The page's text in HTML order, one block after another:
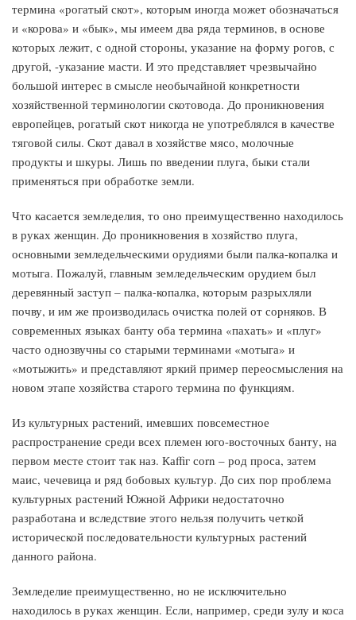
термина «рогатый скот», которым иногда может обозначаться
и «корова» и «бык», мы имеем два ряда терминов, в основе
которых лежит, с одной стороны, указание на форму рогов, с
другой, -указание масти. И это представляет чрезвычайно
большой интерес в смысле необычайной конкретности
хозяйственной терминологии скотовода. До проникновения
европейцев, рогатый скот никогда не употреблялся в качестве
тяговой силы. Скот давал в хозяйстве мясо, молочные
продукты и шкуры. Лишь по введении плуга, быки стали
применяться при обработке земли.
Что касается земледелия, то оно преимущественно находилось
в руках женщин. До проникновения в хозяйство плуга,
основными земледельческими орудиями были палка-копалка и
мотыга. Пожалуй, главным земледельческим орудием был
деревянный заступ – палка-копалка, которым разрыхляли
почву, и им же производилась очистка полей от сорняков. В
современных языках банту оба термина «пахать» и «плуг»
часто однозвучны со старыми терминами «мотыга» и
«мотыжить» и представляют яркий пример переосмысления на
новом этапе хозяйства старого термина по функциям.
Из культурных растений, имевших повсеместное
распространение среди всех племен юго-восточных банту, на
первом месте стоит так наз. Каffiг соrn – род проса, затем
маис, чечевица и ряд бобовых культур. До сих пор проблема
культурных растений Южной Африки недостаточно
разработана и вследствие этого нельзя получить четкой
исторической последовательности культурных растений
данного района.
Земледелие преимущественно, но не исключительно
находилось в руках женщин. Если, например, среди зулу и коса